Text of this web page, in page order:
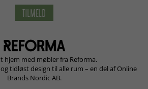
TILMELD
hjem med møbler fra Reforma.
tidløst design til alle rum – en del af Online
Brands Nordic AB.